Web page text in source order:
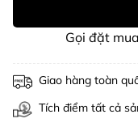
Gọi đặt mua
Giao hàng toàn
Tích điểm tất cả